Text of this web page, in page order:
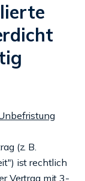
(z. B.
ist rechtlich
Vertrag mit 3-